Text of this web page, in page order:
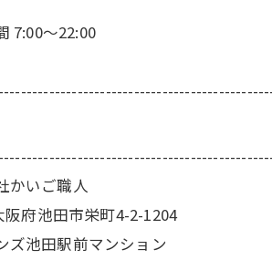
7:00～22:00
かいご職人
阪府池田市栄町4-2-1204
ズ池田駅前マンション